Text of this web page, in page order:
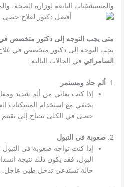
والمستشفيات التابعة لوزارة الصحة،
متى يجب التوجه إلى دكتور متخصص
يجب التوجه إلى دكتور متخصص في
السامرائي في الحالات التالية:
1.
ألم حاد ومستمر
إذا كنت تعاني من ألم شديد
يختفي مع استخدام المسكنات
حصى في الكلى تحتاج إلى تقييم
2.
صعوبة في التبول
إذا كنت تواجه صعوبة في
البول، فقد يكون ذلك نتيجة
حالة تستدعي تدخل طبي عاجل.